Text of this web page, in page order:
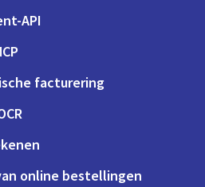
API
facturering
online bestellingen